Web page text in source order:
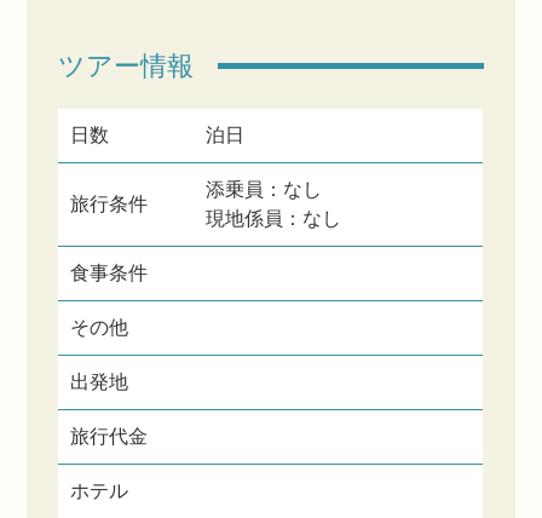
ツアー情報
日数 泊日
旅行条件
添乗員：なし
現地係員：なし
食事条件
その他
出発地
旅行代金
ホテル